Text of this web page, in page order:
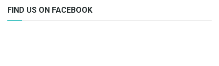
FIND US ON FACEBOOK